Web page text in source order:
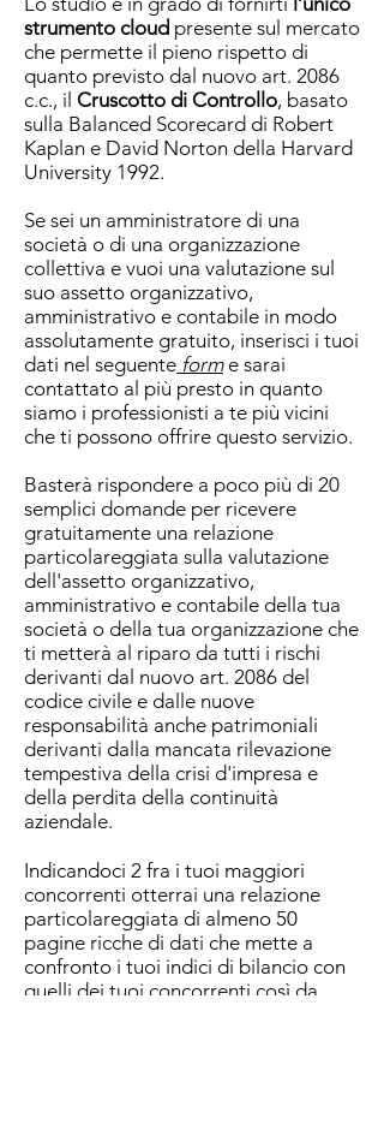
strumento cloud presente sul mercato
che permette il pieno rispetto di
quanto previsto dal nuovo art. 2086
c.c., il Cruscotto di Controllo, basato
sulla Balanced Scorecard di Robert
Kaplan e David Norton della Harvard
University 1992.
Se sei un amministratore di una
società o di una organizzazione
collettiva e vuoi una valutazione sul
suo assetto organizzativo,
amministrativo e contabile in modo
assolutamente gratuito, inserisci i tuoi
dati nel seguente forme sarai
contattato al più presto in quanto
siamo i professionisti a te più vicini
che ti possono offrire questo servizio.
Basterà rispondere a poco più di 20
semplici domande per ricevere
gratuitamente una relazione
particolareggiata sulla valutazione
dell'assetto organizzativo,
amministrativo e contabile della tua
società o della tua organizzazione che
ti metterà al riparo da tutti i rischi
derivanti dal nuovo art. 2086 del
codice civile e dalle nuove
responsabilità anche patrimoniali
derivanti dalla mancata rilevazione
tempestiva della crisi d'impresa e
della perdita della continuità
aziendale.
Indicandoci 2 fra i tuoi maggiori
concorrenti otterrai una relazione
particolareggiata di almeno 50
pagine ricche di dati che mette a
confronto i tuoi indici di bilancio con
quelli dei tuoi concorrenti così da